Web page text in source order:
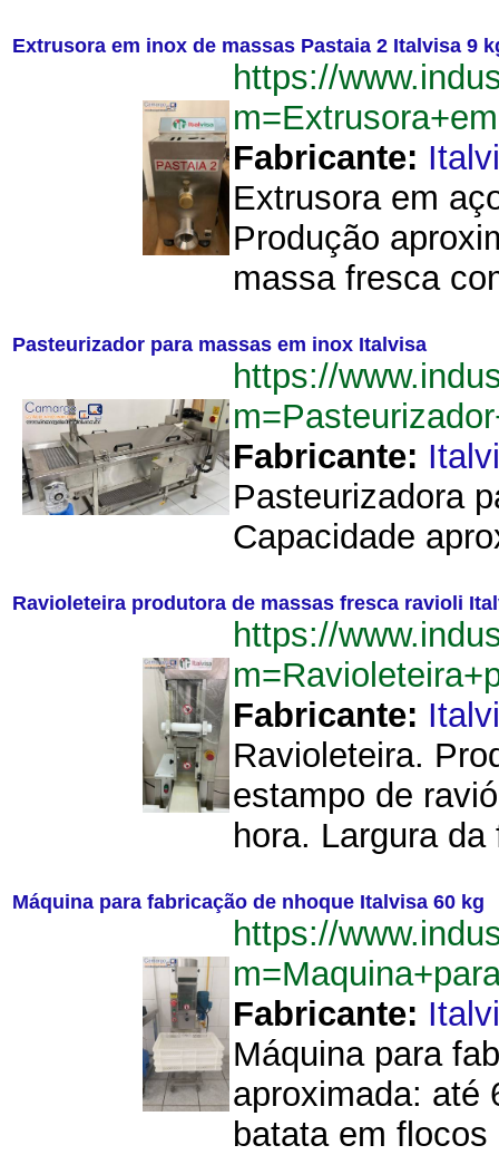
Extrusora em inox de massas Pastaia 2 Italvisa 9
https://
Fabricante:
Extrusora em
Produção
massa fresca
Pasteurizador para massas em inox Italvisa
https://
Fabricante:
Pasteurizadora
Capacidade
Ravioleteira produtora de massas fresca ravioli
https://
Fabricante:
Ravioleteira.
estampo de
hora. Largura
Máquina para fabricação de nhoque Italvisa 60 kg
https://
Fabricante:
Máquina para
aproximada: até
batata em